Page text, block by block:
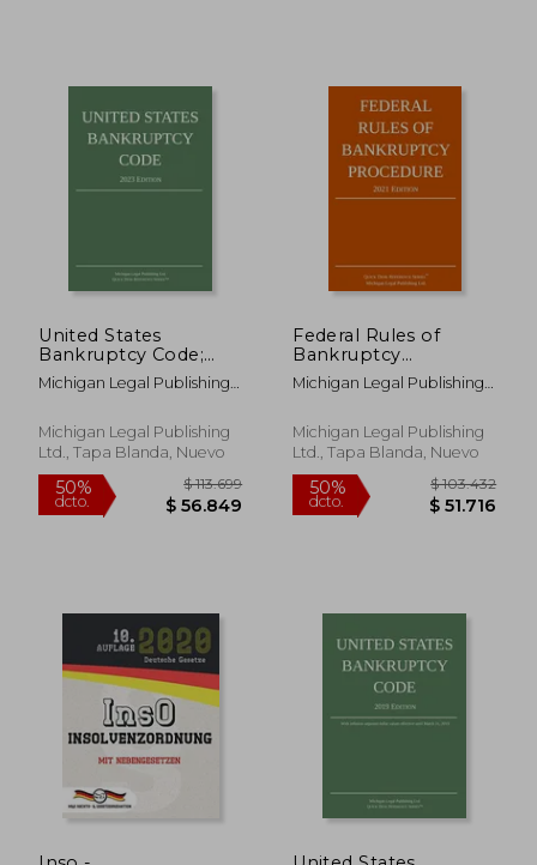
50%
dcto. $ 56.841
50%
dcto.
$ 86.480 50%
dcto.
United States
Bankruptcy Code;
2023 Edition (en
Inglés)
Michigan Legal Publishing
Michigan Legal Publishing
Ltd., Tapa Blanda, Nuevo
Federal Rules of
Bankruptcy
Procedure; 2021
Edition: With
Supplement (en
Inglés)
Michigan Legal Publishing
Michigan Legal Publishing
Ltd., Tapa Blanda, Nuevo